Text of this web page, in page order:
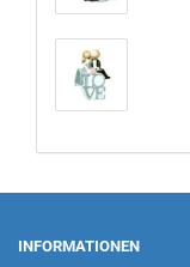
INFORMATIONEN